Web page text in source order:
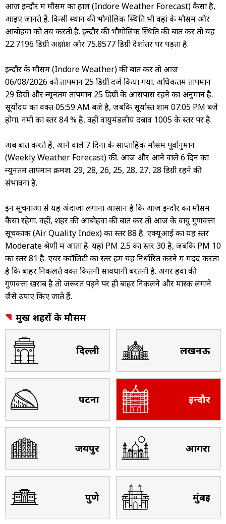
आज इन्दौर में मौसम का हाल (Indore Weather Forecast) कैसा है,
आइए जानते हैं. किसी स्थान की भौगोलिक स्थिति भी वहां के मौसम और
आबोहवा को तय करती है. इन्दौर की भौगोलिक स्थिति की बात करें तो यह
22.7196 डिग्री अक्षांश और 75.8577 डिग्री देशांतर पर पड़ता है.
इन्दौर के मौसम (Indore Weather) की बात करें तो आज
06/08/2026 को तापमान 25 डिग्री दर्ज किया गया. अधिकतम तापमान
29 डिग्री और न्यूनतम तापमान 25 डिग्री के आसपास रहने का अनुमान है.
सूर्योदय का वक्त 05:59 AM बजे है, जबकि सूर्यास्त शाम 07:05 PM बजे
होगा. नमी का स्तर 84 % है, वहीं वायुमंडलीय दबाव 1005 के स्तर पर है.
अब बात करते हैं, आने वाले 7 दिनों के साप्ताहिक मौसम पूर्वानुमान
(Weekly Weather Forecast) की. आज और आने वाले 6 दिन का
न्यूनतम तापमान क्रमश: 29, 28, 26, 25, 28, 27, 28 डिग्री रहने की
संभावना है.
इन सूचनाओं से यह अंदाजा लगाना आसान है कि आज इन्दौर का मौसम
कैसा रहेगा. वहीं, शहर की आबोहवा की बात करें तो आज के वायु गुणवत्ता
सूचकांक (Air Quality Index) का स्तर 88 है. एक्यूआई का यह स्तर
Moderate श्रेणी में आता है. यहां PM 2.5 का स्तर 30 है, जबकि PM 10
का स्तर 81 है. एयर क्वॉलिटी का स्तर हमें यह निर्धारित करने में मदद करता
है कि बाहर निकलते वक्त कितनी सावधानी बरतनी है. अगर हवा की
गुणवत्ता खराब है तो जरूरत पड़ने पर ही बाहर निकलने और मास्क लगाने
जैसे उपाए किए जाते हैं.
प्रमुख शहरों के मौसम
दिल्ली लखनऊ
पटना इन्दौर
जयपुर आगरा
पुणे मुंबई